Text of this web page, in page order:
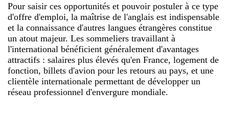
Pour saisir ces opportunités et pouvoir postuler à ce type
d'offre d'emploi, la maîtrise de l'anglais est indispensable
et la connaissance d'autres langues étrangères constitue
un atout majeur. Les sommeliers travaillant à
l'international bénéficient généralement d'avantages
attractifs : salaires plus élevés qu'en France, logement de
fonction, billets d'avion pour les retours au pays, et une
clientèle internationale permettant de développer un
réseau professionnel d'envergure mondiale.